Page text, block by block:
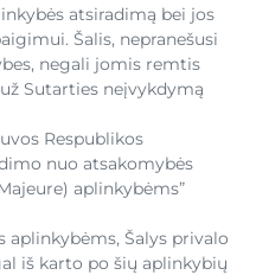
atsiradimą bei jos
Šalis, nepranešusi
negali jomis remtis
Sutarties neįvykdymą
Respublikos
nuo atsakomybės
aplinkybėms”
aplinkybėms, Šalys privalo
iš karto po šių aplinkybių